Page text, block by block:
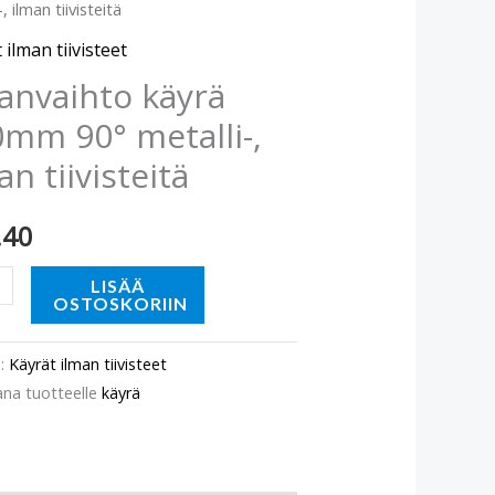
ilman tiivisteitä
ilman tiivisteet
käyrä
90° metalli-,
tiivisteitä
LISÄÄ
OSTOSKORIIN
Käyrät ilman tiivisteet
tuotteellekäyrä